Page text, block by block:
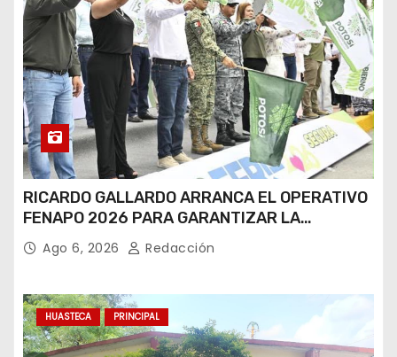
RICARDO GALLARDO ARRANCA EL OPERATIVO
FENAPO 2026 PARA GARANTIZAR LA
SEGURIDAD DE MÁS DE 9 MILLONES DE
VISITANTES
Ago 6, 2026 Redacción
HUASTECA PRINCIPAL